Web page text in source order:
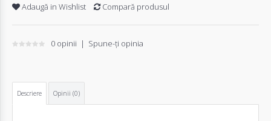
Adaugă in Wishlist Compară produsul
0 opinii | Spune-ţi opinia
Descriere Opinii (0)